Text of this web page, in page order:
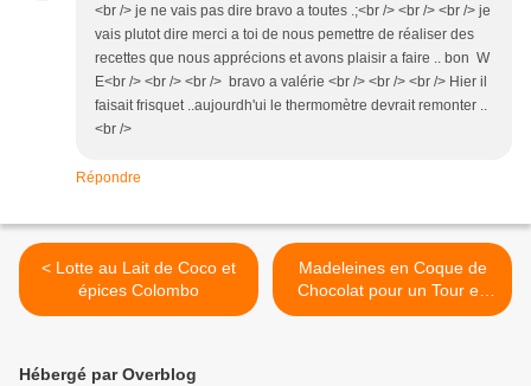
<br /> je ne vais pas dire bravo a toutes .;<br /> <br /> <br /> je
vais plutot dire merci a toi de nous pemettre de réaliser des
recettes que nous apprécions et avons plaisir a faire .. bon W
E<br /> <br /> <br /> bravo a valérie <br /> <br /> <br /> Hier il
faisait frisquet ..aujourdh'ui le thermomètre devrait remonter ..
<br />
Répondre
< Lotte au Lait de Coco et
épices Colombo
Madeleines en Coque de
Chocolat pour un Tour en
Cuisine 151 >
Hébergé par Overblog